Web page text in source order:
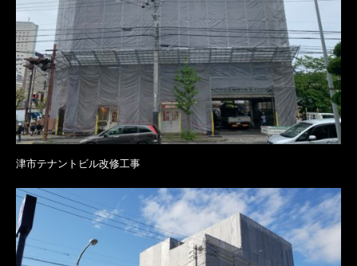
津市テナントビル改修工事